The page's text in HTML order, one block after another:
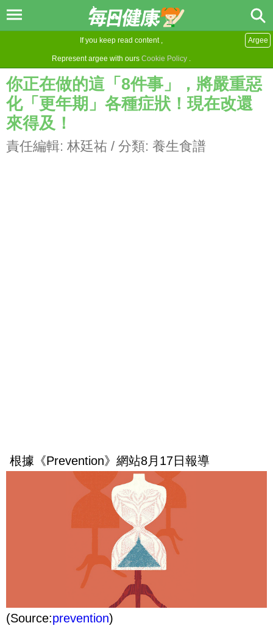
If you keep read content ,
Represent argee with ours Cookie Policy .
Argee
你正在做的這「8件事」，將嚴重惡
化「更年期」各種症狀！現在改還
來得及！
責任編輯: 林廷祐 / 分類: 養生食譜
根據《Prevention》網站8月17日報導
(Source:prevention)